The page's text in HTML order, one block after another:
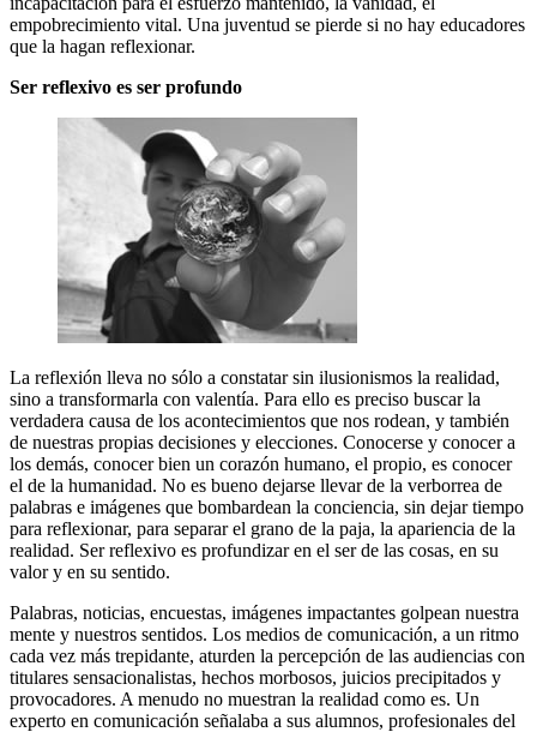
empobrecimiento vital. Una juventud se pierde si no hay educadores
que la hagan reflexionar.
Ser reflexivo es ser profundo
La reflexión lleva no sólo a constatar sin ilusionismos la realidad,
sino a transformarla con valentía. Para ello es preciso buscar la
verdadera causa de los acontecimientos que nos rodean, y también
de nuestras propias decisiones y elecciones. Conocerse y conocer a
los demás, conocer bien un corazón humano, el propio, es conocer
el de la humanidad. No es bueno dejarse llevar de la verborrea de
palabras e imágenes que bombardean la conciencia, sin dejar tiempo
para reflexionar, para separar el grano de la paja, la apariencia de la
realidad. Ser reflexivo es profundizar en el ser de las cosas, en su
valor y en su sentido.
Palabras, noticias, encuestas, imágenes impactantes golpean nuestra
mente y nuestros sentidos. Los medios de comunicación, a un ritmo
cada vez más trepidante, aturden la percepción de las audiencias con
titulares sensacionalistas, hechos morbosos, juicios precipitados y
provocadores. A menudo no muestran la realidad como es. Un
experto en comunicación señalaba a sus alumnos, profesionales del